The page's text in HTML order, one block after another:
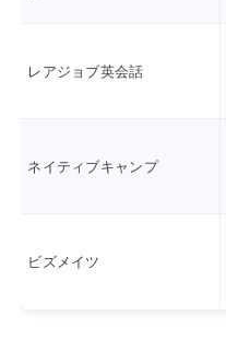
レアジョブ英会話
ネイティブキャンプ
ビズメイツ